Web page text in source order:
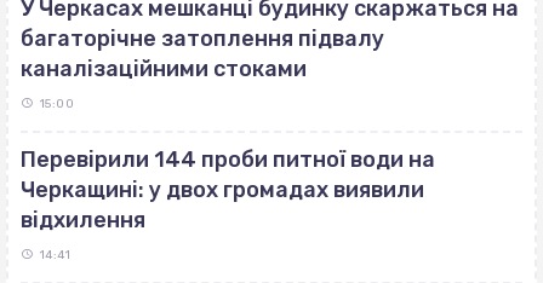
У Черкасах мешканці будинку скаржаться на
багаторічне затоплення підвалу
каналізаційними стоками
15:00
Перевірили 144 проби питної води на
Черкащині: у двох громадах виявили
відхилення
14:41